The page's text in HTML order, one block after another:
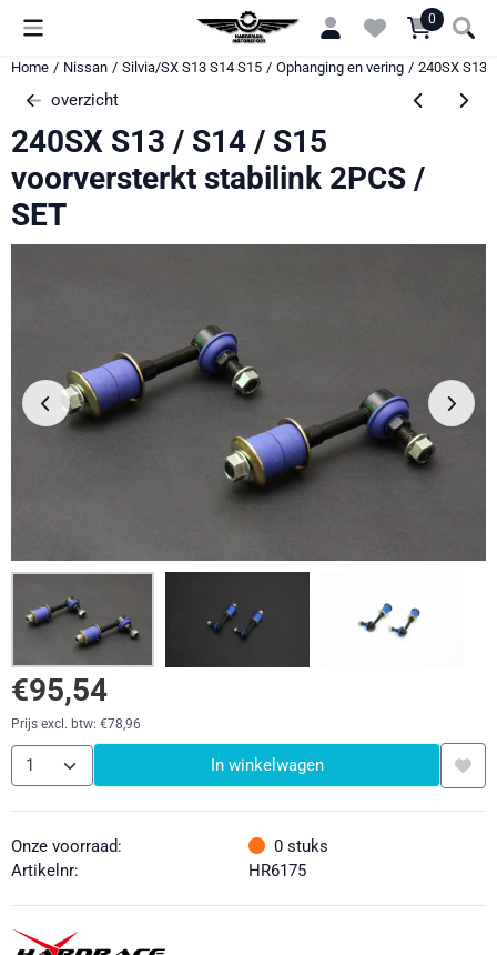
Cookievoorkeuren zijn momenteel gesloten. 0
Home / Nissan / Silvia/SX S13 S14 S15 / Ophanging en vering / 240SX S13
overzicht
240SX S13 / S14 / S15
voorversterkt stabilink 2PCS /
SET
€95,54
Prijs excl. btw: €78,96
Aantal In winkelwagen
Onze voorraad: 0 stuks
Artikelnr:
HR6175